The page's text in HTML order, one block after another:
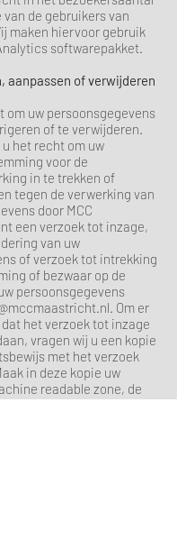
de gebruikers van
maken hiervoor gebruik
softwarepakket.
aanpassen of verwijderen
om uw persoonsgegevens
of te verwijderen.
het recht om uw
voor de
in te trekken of
tegen de verwerking van
door MCC
een verzoek tot inzage,
van uw
of verzoek tot intrekking
of bezwaar op de
persoonsgegevens
. Om er
het verzoek tot inzage
vragen wij u een kopie
met het verzoek
in deze kopie uw
readable zone, de
onderaan het